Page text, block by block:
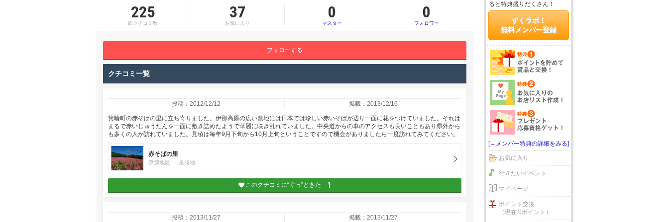
225
総クチコミ数
37
お気に入り
0
マスター
0
フォロワー
フォローする
クチコミ一覧
投稿：2012/12/12 掲載：2013/12/16
箕輪町の赤そばの里に立ち寄りました。伊那高原の広い敷地には日本では珍しい赤いそばが辺り一面に花をつけていました。それは
まるで赤いじゅうたんを一面に敷き詰めたようで華麗に咲き乱れていました。中央道からの車のアクセスも良いこともあり県外から
も多くの人が訪れていました。見頃は毎年9月下旬から10月上旬ということですので機会がありましたら一度訪れてみてください。
赤そばの里
伊那地区 景勝地
このクチコミに“ぐっ”ときた 1
投稿：2013/11/27 掲載：2013/11/27
ると特典盛りだくさん！
ずくラボ！
無料メンバー登録
[→メンバー特典の詳細をみる]
お気に入り
行きたいイベント
マイページ
ポイント交換
（現在 0ポイント）